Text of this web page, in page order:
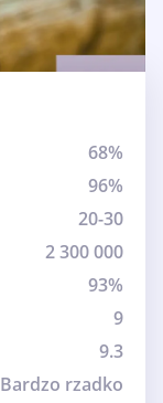
68%
96%
20-30
2 300 000
93%
9
9.3
Bardzo rzadko